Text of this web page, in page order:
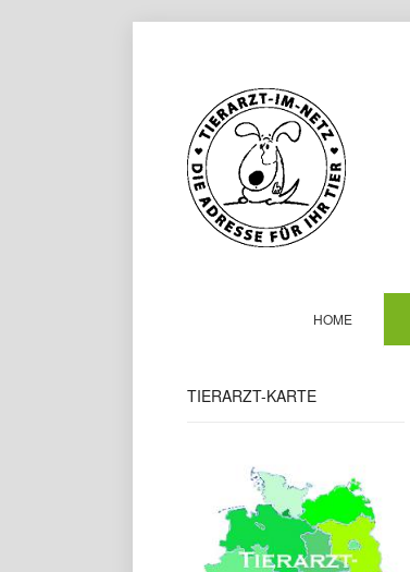
HOME
TIERARZT-KARTE